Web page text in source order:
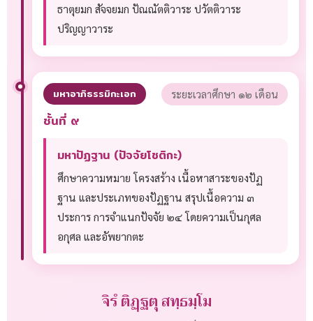
ธาตุยมก สัจจยมก ปัณณัตติวาระ ปวัตติวาระ
ปริญญาวาระ
มหาอาภิธรรมิกะเอก ระยะเวลาศึกษา ๑๒ เดือน
ชั้นที่ ๙
มหาปัฏฐาน (ปัจจัยโชติกะ)
ศึกษาความหมาย โครงสร้าง เนื้อหาสาระของปัฏ
ฐาน และประเภทของปัฏฐาน สรุปเนื้อความ ๓
ประการ การจำแนกปัจจัย ๒๔ โดยความเป็นกุศล
อกุศล และอัพยากตะ
จิรํ ติฏฺฐตุ สทฺธมฺโม